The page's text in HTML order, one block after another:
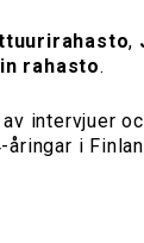
,
rahasto.
intervjuer
i